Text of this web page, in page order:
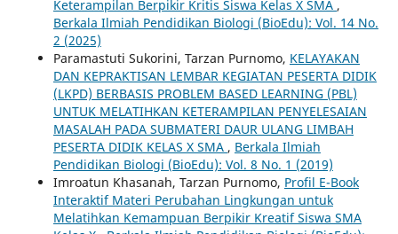
Keterampilan Berpikir Kritis Siswa Kelas X SMA ,
Berkala Ilmiah Pendidikan Biologi (BioEdu): Vol. 14 No.
2 (2025)
Paramastuti Sukorini, Tarzan Purnomo, KELAYAKAN
DAN KEPRAKTISAN LEMBAR KEGIATAN PESERTA DIDIK
(LKPD) BERBASIS PROBLEM BASED LEARNING (PBL)
UNTUK MELATIHKAN KETERAMPILAN PENYELESAIAN
MASALAH PADA SUBMATERI DAUR ULANG LIMBAH
PESERTA DIDIK KELAS X SMA , Berkala Ilmiah
Pendidikan Biologi (BioEdu): Vol. 8 No. 1 (2019)
Imroatun Khasanah, Tarzan Purnomo, Profil E-Book
Interaktif Materi Perubahan Lingkungan untuk
Melatihkan Kemampuan Berpikir Kreatif Siswa SMA